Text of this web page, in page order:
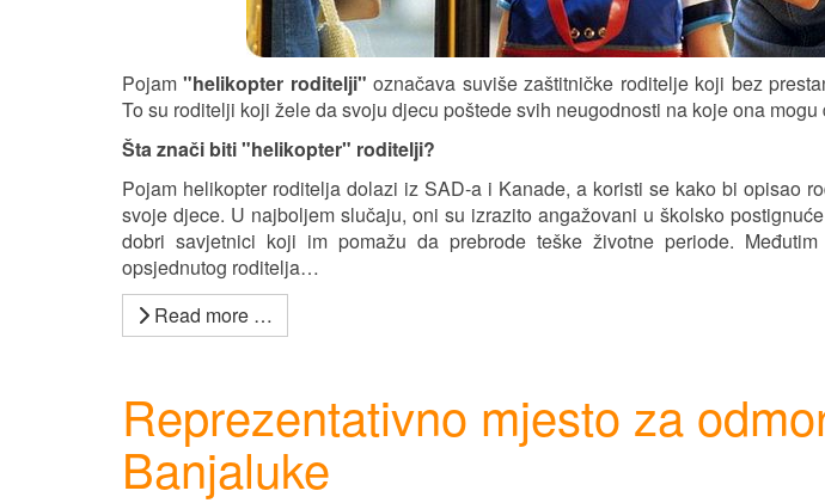
Pojam"helikopter roditelji" označava suviše zaštitničke roditelje koji bez
To su roditelji koji žele da svoju djecu poštede svih neugodnosti na koje ona mogu
Šta znači biti "helikopter" roditelji?
Pojam helikopter roditelja dolazi iz SAD-a i Kanade, a koristi se kako bi opisao
svoje djece. U najboljem slučaju, oni su izrazito angažovani u školsko
dobri savjetnici koji im pomažu da prebrode teške životne periode.
opsjednutog roditelja…
Read more …
Reprezentativno mjesto za
Banjaluke